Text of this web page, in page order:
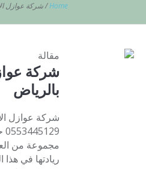
Home
/شركة عوازل
مقالة
شركة
بالرياض
شركة عوازل
مجموعة من
ريادتها في